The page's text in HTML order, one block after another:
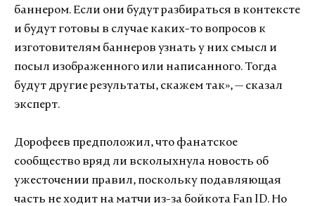
баннером. Если они будут разбираться в контексте
и будут готовы в случае каких-то вопросов к
изготовителям баннеров узнать у них смысл и
посыл изображенного или написанного. Тогда
будут другие результаты, скажем так», — сказал
эксперт.
Дорофеев предположил, что фанатское
сообщество вряд ли всколыхнула новость об
ужесточении правил, поскольку подавляющая
часть не ходит на матчи из-за бойкота Fan ID. Но